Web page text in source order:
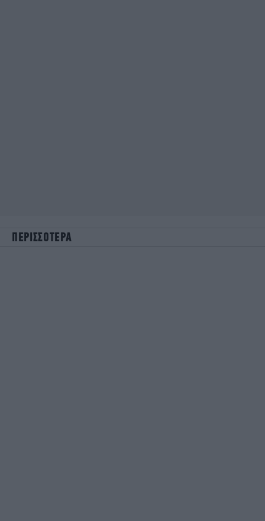
ΠΕΡΙΣΣΟΤΕΡΑ